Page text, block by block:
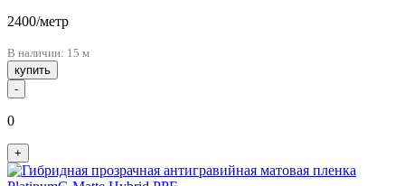
2400/метр
В наличии: 15 м
купить
-
0
+